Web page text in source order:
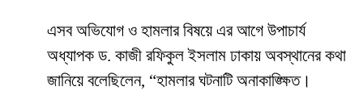
​এসব অভিযোগ ও হামলার বিষয়ে এর আগে উপাচার্য
অধ্যাপক ড. কাজী রফিকুল ইসলাম ঢাকায় অবস্থানের কথা
জানিয়ে বলেছিলেন, “হামলার ঘটনাটি অনাকাঙ্ক্ষিত।